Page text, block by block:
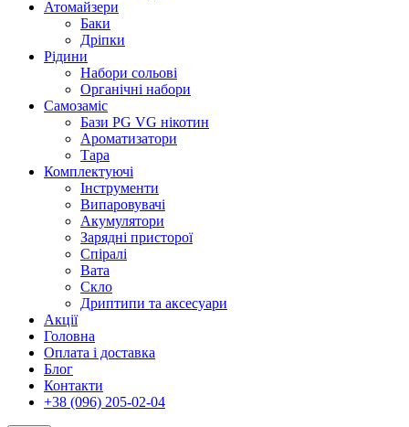
Атомайзери
Баки
Дріпки
Рідини
Набори сольові
Органічні набори
Самозаміс
Бази PG VG нікотин
Ароматизатори
Тара
Комплектуючі
Інструменти
Випаровувачі
Акумулятори
Зарядні присторої
Спіралі
Вата
Скло
Дриптипи та аксесуари
Акції
Головна
Оплата і доставка
Блог
Контакти
+38 (096) 205-02-04